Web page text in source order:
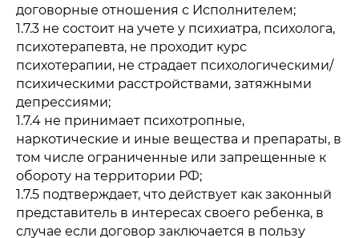
договорные отношения с Исполнителем;
1.7.3 не состоит на учете у психиатра, психолога,
психотерапевта, не проходит курс
психотерапии, не страдает психологическими/
психическими расстройствами, затяжными
депрессиями;
1.7.4 не принимает психотропные,
наркотические и иные вещества и препараты, в
том числе ограниченные или запрещенные к
обороту на территории РФ;
1.7.5 подтверждает, что действует как законный
представитель в интересах своего ребенка, в
случае если договор заключается в пользу